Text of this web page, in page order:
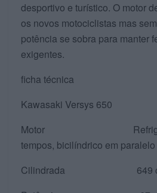
desportivo e turístico. O motor
os novos motociclistas mas
potência se sobra para manter
exigentes.
ficha técnica
Kawasaki Versys 650
Motor
tempos, bicilíndrico em paralelo
Cilindrada 649